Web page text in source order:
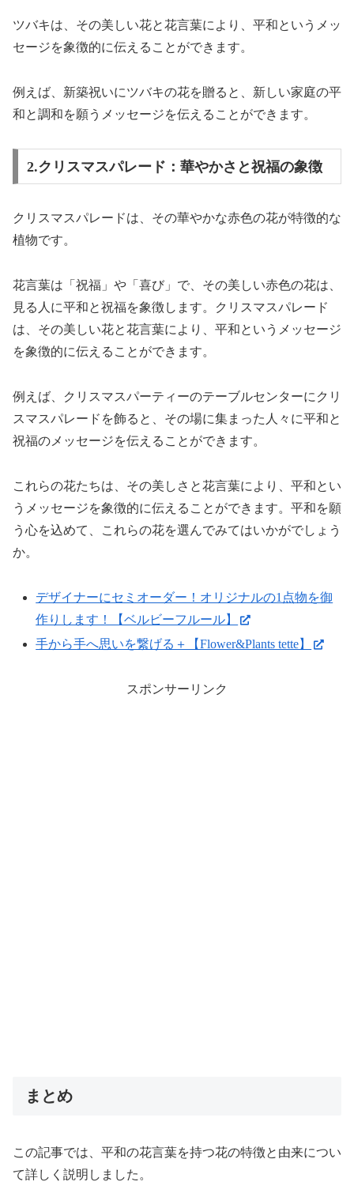
ツバキは、その美しい花と花言葉により、平和というメッ
セージを象徴的に伝えることができます。
例えば、新築祝いにツバキの花を贈ると、新しい家庭の平
和と調和を願うメッセージを伝えることができます。
2.クリスマスパレード：華やかさと祝福の象徴
クリスマスパレードは、その華やかな赤色の花が特徴的な
植物です。
花言葉は「祝福」や「喜び」で、その美しい赤色の花は、
見る人に平和と祝福を象徴します。クリスマスパレード
は、その美しい花と花言葉により、平和というメッセージ
を象徴的に伝えることができます。
例えば、クリスマスパーティーのテーブルセンターにクリ
スマスパレードを飾ると、その場に集まった人々に平和と
祝福のメッセージを伝えることができます。
これらの花たちは、その美しさと花言葉により、平和とい
うメッセージを象徴的に伝えることができます。平和を願
う心を込めて、これらの花を選んでみてはいかがでしょう
か。
デザイナーにセミオーダー！オリジナルの1点物を御
作りします！【ベルビーフルール】
手から手へ思いを繋げる＋【Flower&Plants tette】
スポンサーリンク
まとめ
この記事では、平和の花言葉を持つ花の特徴と由来につい
て詳しく説明しました。